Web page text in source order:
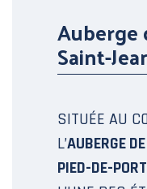
Auberge
Saint-
SITUÉE AU
L’AUBERGE
PIED-DE-PORT